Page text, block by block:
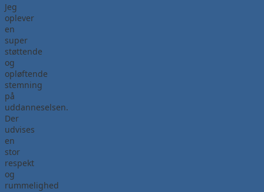
Jeg
oplever
en
super
støttende
og
opløftende
stemning
på
uddanneselsen.
Der
udvises
en
stor
respekt
og
rummelighed